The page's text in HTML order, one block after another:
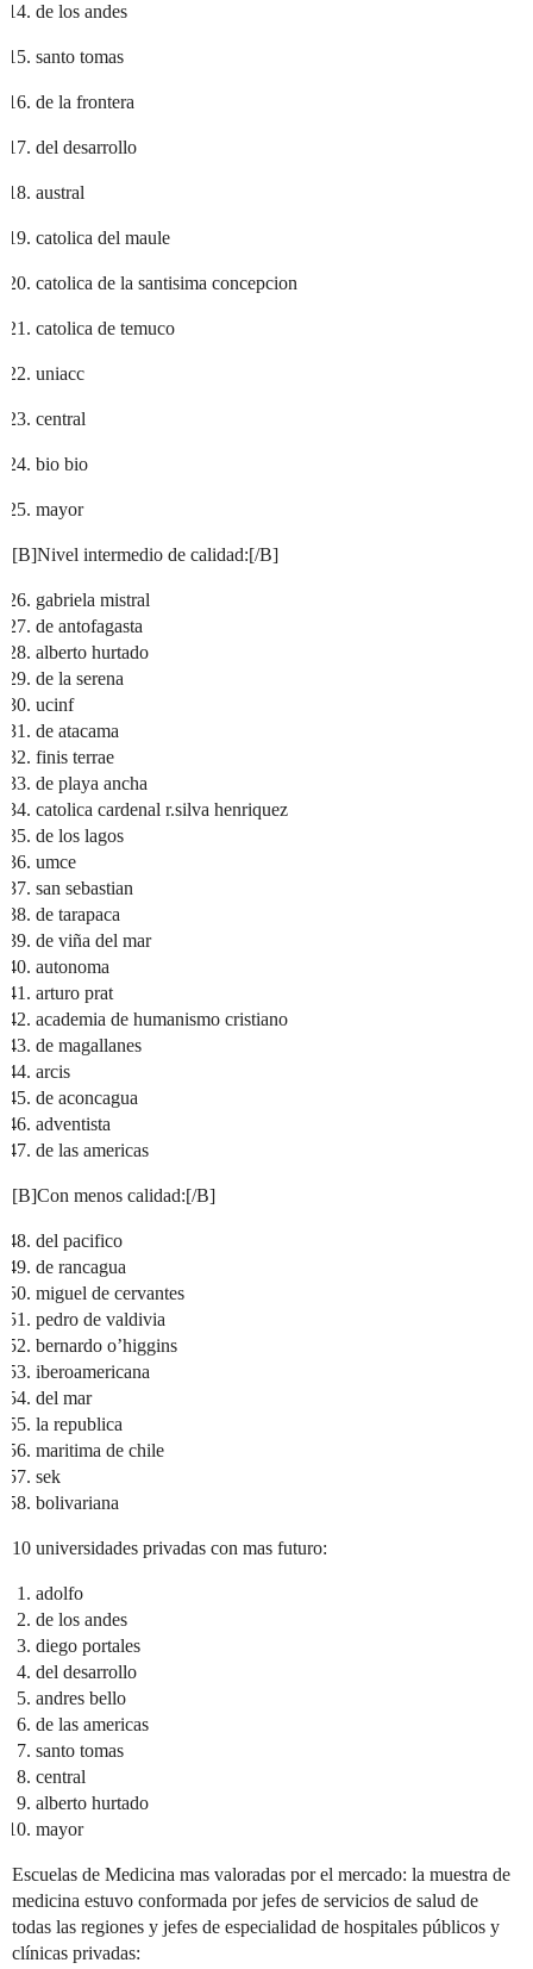
de los andes
santo tomas
de la frontera
del desarrollo
austral
catolica del maule
catolica de la santisima concepcion
catolica de temuco
uniacc
central
bio bio
mayor
[B]Nivel intermedio de calidad:[/B]
gabriela mistral
de antofagasta
alberto hurtado
de la serena
ucinf
de atacama
finis terrae
de playa ancha
catolica cardenal r.silva henriquez
de los lagos
umce
san sebastian
de tarapaca
de viña del mar
autonoma
arturo prat
academia de humanismo cristiano
de magallanes
arcis
de aconcagua
adventista
de las americas
[B]Con menos calidad:[/B]
del pacifico
de rancagua
miguel de cervantes
pedro de valdivia
bernardo o’higgins
iberoamericana
del mar
la republica
maritima de chile
sek
bolivariana
10 universidades privadas con mas futuro:
adolfo
de los andes
diego portales
del desarrollo
andres bello
de las americas
santo tomas
central
alberto hurtado
mayor
Escuelas de Medicina mas valoradas por el mercado: la muestra de
medicina estuvo conformada por jefes de servicios de salud de
todas las regiones y jefes de especialidad de hospitales públicos y
clínicas privadas: